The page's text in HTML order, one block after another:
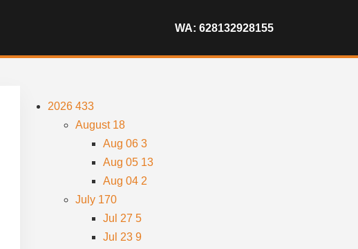
WA: 628132928155
2026433
August 18
Aug 063
Aug 05 13
Aug 04 2
July 170
Jul 275
Jul 239